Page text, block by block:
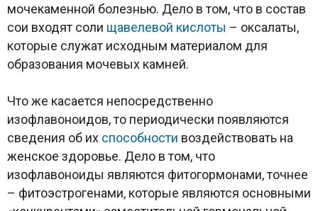
мочекаменной болезнью. Дело в том, что в состав
сои входят соли щавелевой кислоты – оксалаты,
которые служат исходным материалом для
образования мочевых камней.
Что же касается непосредственно
изофлавоноидов, то периодически появляются
сведения об их способности воздействовать на
женское здоровье. Дело в том, что
изофлавоноиды являются фитогормонами, точнее
– фитоэстрогенами, которые являются основными